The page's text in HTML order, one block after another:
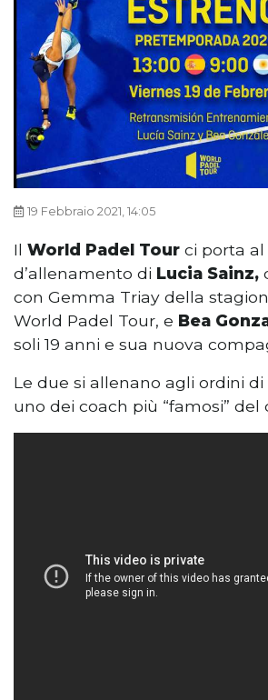
19 Febbraio 2021, 14:05
Il World Padel Tour ci porta
d’allenamento di Lucia Sainz,
con Gemma Triay della
World Padel Tour, e Bea
soli 19 anni e sua nuova
Le due si allenano agli ordini di
uno dei coach più “famosi” del